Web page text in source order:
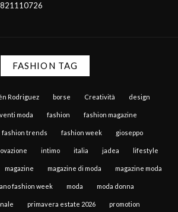
FASHION TAG
Rodriguez borse Creatività design
moda fashion fashion magazine
fashion trends fashion week gioseppo
intimo italia jadea lifestyle
magazine magazine di moda magazine moda
fashion week moda moda donna
primavera estate 2026 promotion